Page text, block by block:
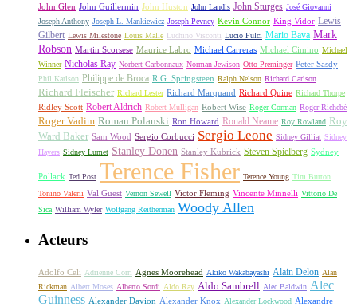
John Glen John Guillermin John Huston John Landis John Sturges José Giovanni
Joseph Anthony Joseph L. Mankiewicz Joseph Pevney Kevin Connor King Vidor Lewis
Gilbert Lewis Milestone Louis Malle Luchino Visconti Lucio Fulci Mario Bava Mark
Robson Martin Scorsese Maurice Labro Michael Carreras Michael Cimino Michael
Winner Nicholas Ray Norbert Carbonnaux Norman Jewison Otto Preminger Peter Sasdy
Phil Karlson Philippe de Broca R.G. Springsteen Ralph Nelson Richard Carlson
Richard Fleischer Richard Lester Richard Marquand Richard Quine Richard Thorpe
Ridley Scott Robert Aldrich Robert Mulligan Robert Wise Roger Corman Roger Richebé
Roger Vadim Roman Polanski Ron Howard Ronald Neame Roy Rowland
Roy
Ward Baker Sam Wood Sergio Corbucci Sergio Leone Sidney Gilliat Sidney
Hayers Sidney Lumet Stanley Donen Stanley Kubrick Steven Spielberg Sydney
Pollack Ted Post Terence Fisher Terence Young Tim Burton
Tonino Valerii Val Guest Vernon Sewell Victor Fleming Vincente Minnelli Vittorio De
Sica William Wyler Wolfgang Reitherman Woody Allen
Acteurs
Adolfo Celi Adrienne Corri Agnes Moorehead Akiko Wakabayashi Alain Delon Alan
Rickman Albert Moses Alberto Sordi Aldo Ray Aldo Sambrell Alec Baldwin Alec
Guinness Alexander Davion Alexander Knox Alexander Lockwood Alexandre